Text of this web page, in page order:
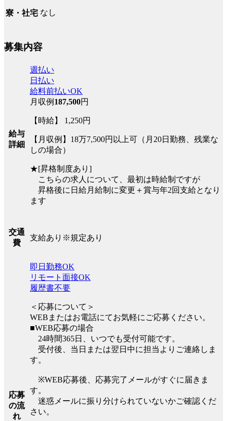
寮・社宅 なし
募集内容
給与
詳細
週払い
日払い
給料前払いOK
月収例 187,500円
【時給】 1,250円
【月収例】18万7,500円以上可（月20日勤務、残業な
しの場合）
★[昇格制度あり]
こちらの求人について、最初は時給制ですが
昇格後に日給月給制に変更＋賞与年2回支給となり
ます
交通
費
支給あり※規定あり
応募
の流
れ
即日勤務OK
リモート面接OK
履歴書不要
＜応募について＞
WEBまたはお電話にてお気軽にご応募ください。
■WEB応募の場合
24時間365日、いつでも受付可能です。
受付後、当日または翌日中に担当よりご連絡しま
す。
※WEB応募後、応募完了メールがすぐに届きま
す。
迷惑メールに振り分けられていないかご確認くだ
さい。